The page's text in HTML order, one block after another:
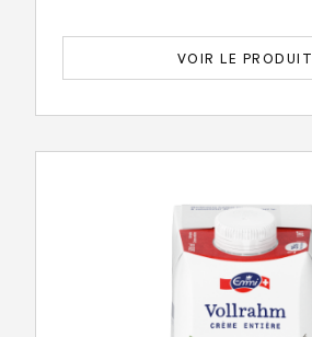
VOIR LE PRODUIT